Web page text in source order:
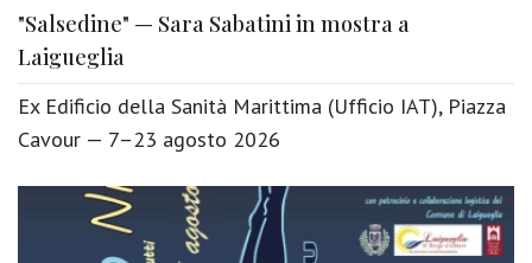
"Salsedine" — Sara Sabatini in mostra a
Laigueglia
Ex Edificio della Sanità Marittima (Ufficio IAT), Piazza
Cavour — 7–23 agosto 2026